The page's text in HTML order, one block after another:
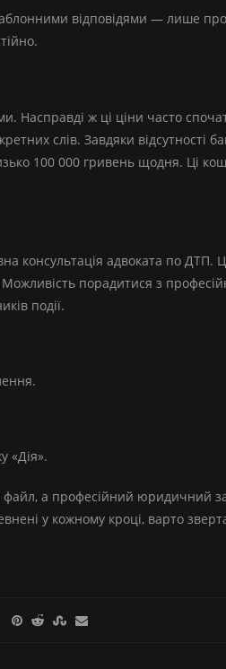
відповідями — лише
Насправді ж ці ціни часто
слів. Завдяки відсутності
100 000 гривень щодня. Ці
консультація адвоката по ДТП.
Можливість порадитися з
події.
«Дія».
а професійний юридичний
у кожному кроці, варто